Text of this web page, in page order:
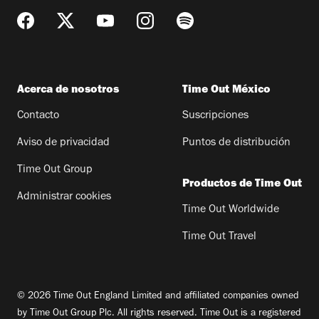
Acerca de nosotros
Contacto
Aviso de privacidad
Time Out Group
Administrar cookies
Time Out México
Suscripciones
Puntos de distribución
Productos de Time Out
Time Out Worldwide
Time Out Travel
© 2026 Time Out England Limited and affiliated companies owned
by Time Out Group Plc. All rights reserved. Time Out is a registered